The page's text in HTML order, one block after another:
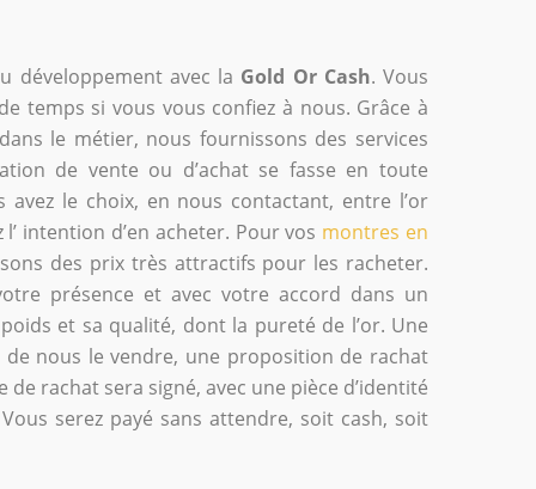
développement avec la Gold Or Cash. Vous
temps si vous vous confiez à nous. Grâce à
le métier, nous fournissons des services
de vente ou d’achat se fasse en toute
le choix, en nous contactant, entre l’or
intention d’en acheter. Pour vos montres en
des prix très attractifs pour les racheter.
présence et avec votre accord dans un
et sa qualité, dont la pureté de l’or. Une
nous le vendre, une proposition de rachat
rachat sera signé, avec une pièce d’identité
serez payé sans attendre, soit cash, soit